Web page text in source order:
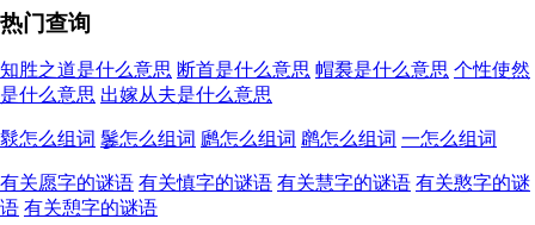
热门查询
知胜之道是什么意思 断首是什么意思 帽裠是什么意思 个性使然
是什么意思 出嫁从夫是什么意思
䯼怎么组词 䰀怎么组词 䴘怎么组词 䴙怎么组词 一怎么组词
有关愿字的谜语 有关慎字的谜语 有关慧字的谜语 有关憨字的谜
语 有关憩字的谜语